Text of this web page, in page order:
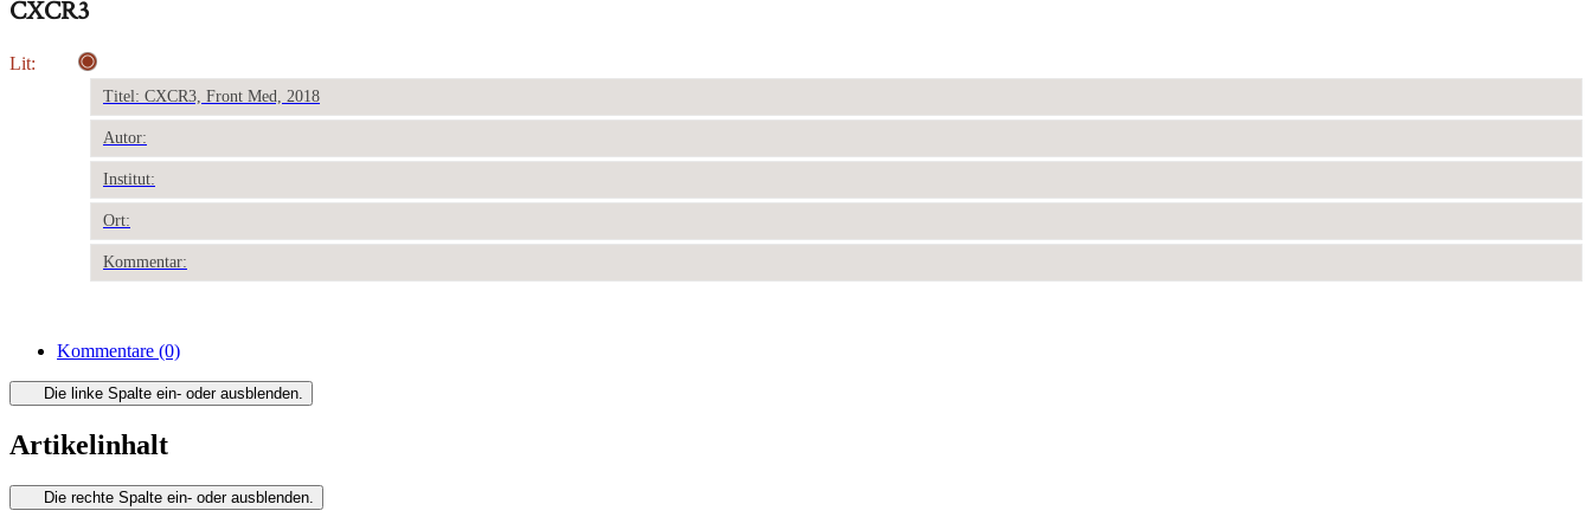
CXCR3
Lit:
Titel: CXCR3, Front Med, 2018
Autor:
Institut:
Ort:
Kommentar:
Kommentare (0)
Die linke Spalte ein- oder ausblenden.
Artikelinhalt
Die rechte Spalte ein- oder ausblenden.